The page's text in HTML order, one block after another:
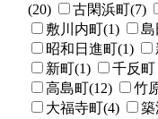
(20)
古閑浜町(7)
敷川内町(1)
島
昭和日進町(1)
新町(1)
千反町
高島町(12)
竹
大福寺町(4)
築